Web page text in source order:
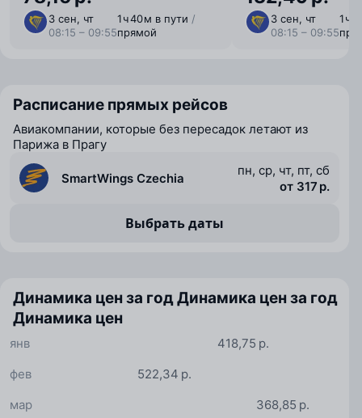
3 сен, чт
08:15 – 09:55
1 ⁠ч 40 ⁠м в пути /
прямой
3 сен, чт
08:15 – 09:55
1 ⁠ч
Расписание прямых рейсов
Авиакомпании, которые без пересадок летают из
Парижа в Прагу
SmartWings Czechia
пн, ср, чт, пт, сб
от 317 р.
Выбрать даты
Динамика цен за годДинамика цен за год
Динамика цен
418,75 р.
янв
522,34 р.
фев
368,85 р.
мар